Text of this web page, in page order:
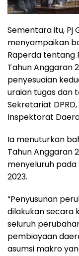
Sementara itu, Pj
menyampaikan
Raperda tentang
Tahun Anggaran
penyesuaian
uraian tugas dan
Sekretariat
Inspektorat
Ia menuturkan
Tahun Anggaran
menyeluruh pada
2023.
“Penyusunan
dilakukan secara
seluruh
pembiayaan
asumsi makro